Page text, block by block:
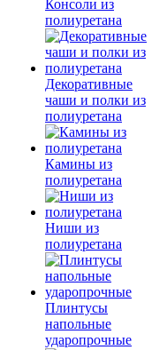
Консоли из
полиуретана
Декоративные
чаши и полки из
полиуретана
Камины из
полиуретана
Ниши из
полиуретана
Плинтусы
напольные
ударопрочные